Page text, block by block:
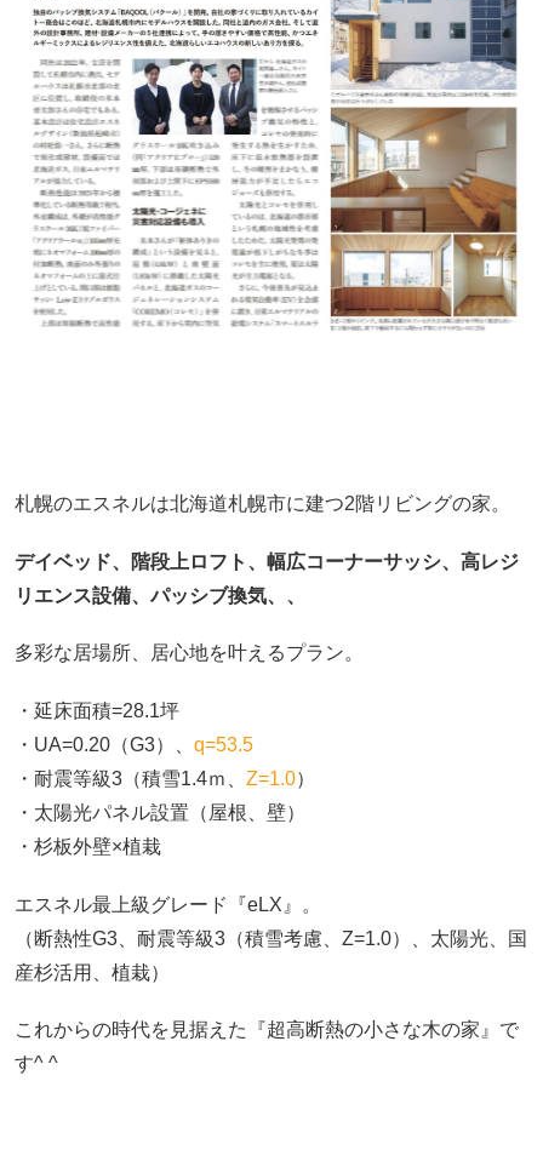
札幌のエスネルは北海道札幌市に建つ2階リビングの家。
デイベッド、階段上ロフト、幅広コーナーサッシ、 高レジ
リエンス設備、パッシブ換気、、
多彩な居場所、居心地を叶えるプラン。
・延床面積=28.1坪
・UA=0.20（G3）、 q=53.5
・耐震等級3（積雪1.4ｍ、 Z=1.0）
・太陽光パネル設置（屋根、壁）
・杉板外壁×植栽
エスネル最上級グレード『eLX』。
（断熱性G3、耐震等級3（積雪考慮、Z=1.0）、太陽光、国
産杉活用、植栽）
これからの時代を見据えた『超高断熱の小さな木の家』で
す^ ^